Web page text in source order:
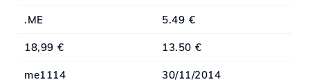
.ME 5.49 €
18,99 € 13.50 €
me1114 30/11/2014